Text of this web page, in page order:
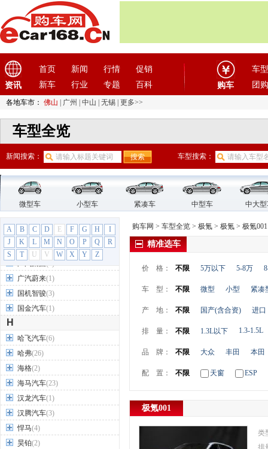
资讯
首页 新闻 行情
促销
新车
行业 专题 百科 购车
车型
团购
各地车市： 佛山 广州 中山 无锡 更多>>
车型全览
新闻搜索： 车型搜索：
微型车 小型车 紧凑车 中型车 中大
A B C D E F G H
I
J
K L M N O P Q
R
S
T U V W X Y Z
东南(12)
F
法拉利(10)
方程豹(1)
飞凡汽车(1)
菲亚特 (9)
丰田(60)
福迪(4)
福汽启腾(3)
福特(31)
福田汽车(18)
GMC(4)
广汽传祺(19)
广汽吉奥(16)
广汽蔚来(1)
国机智骏(3)
国金汽车(1)
H
哈飞汽车(6)
哈弗(26)
海格(2)
海马汽车(23)
汉龙汽车(1)
汉腾汽车(3)
悍马(4)
昊铂(2)
购车网 > 车型全览 > 极氪 > 极氪 > 极氪001
精准选车
价 格： 不限 5万以下 5-8万
车 型： 不限 微型 小型 紧凑
产 地： 不限 国产(含合资) 进口
排 量： 不限 1.3L以下 1.3-1.5L
品 牌： 不限 大众 丰田 本田
配 置： 不限 天窗 ESP
极氪001
类
排